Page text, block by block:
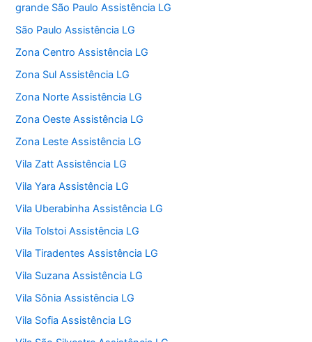
grande São Paulo Assistência LG
São Paulo Assistência LG
Zona Centro Assistência LG
Zona Sul Assistência LG
Zona Norte Assistência LG
Zona Oeste Assistência LG
Zona Leste Assistência LG
Vila Zatt Assistência LG
Vila Yara Assistência LG
Vila Uberabinha Assistência LG
Vila Tolstoi Assistência LG
Vila Tiradentes Assistência LG
Vila Suzana Assistência LG
Vila Sônia Assistência LG
Vila Sofia Assistência LG